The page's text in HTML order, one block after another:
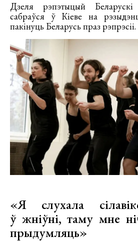
Дзеля рэпэтыцый
сабраўся ў Кіеве на
пакінуць Беларусь праз рэпрэсіі.
«Я слухала
ў жніўні, таму мне
прыдумляць»